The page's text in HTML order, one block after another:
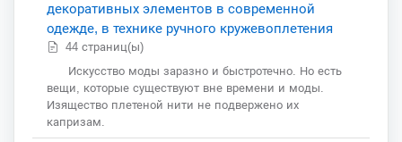
декоративных элементов в современной
одежде, в технике ручного кружевоплетения
44 страниц(ы)
Искусство моды заразно и быстротечно. Но есть
вещи, которые существуют вне времени и моды.
Изящество плетеной нити не подвержено их
капризам.